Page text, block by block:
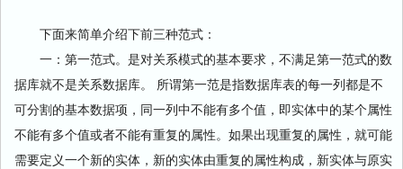
下面来简单介绍下前三种范式：
一：第一范式。是对关系模式的基本要求，不满足第一范式的数
据库就不是关系数据库。 所谓第一范是指数据库表的每一列都是不
可分割的基本数据项，同一列中不能有多个值，即实体中的某个属性
不能有多个值或者不能有重复的属性。如果出现重复的属性，就可能
需要定义一个新的实体，新的实体由重复的属性构成，新实体与原实